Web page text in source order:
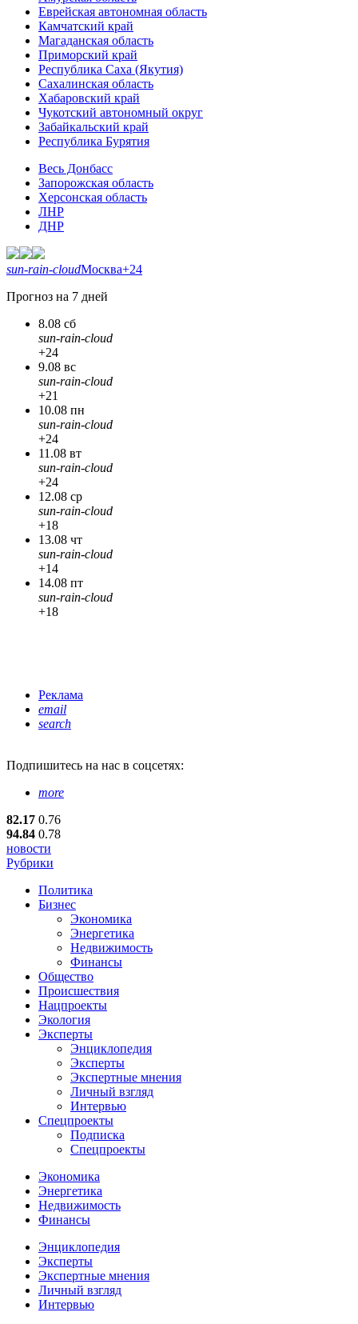
Еврейская автономная область
Камчатский край
Магаданская область
Приморский край
Республика Саха (Якутия)
Сахалинская область
Хабаровский край
Чукотский автономный округ
Забайкальский край
Республика Бурятия
Весь Донбасс
Запорожская область
Херсонская область
ЛНР
ДНР
sun-rain-cloudМосква+24
Прогноз на 7 дней
8.08 сб
sun-rain-cloud
+24
9.08 вс
sun-rain-cloud
+21
10.08 пн
sun-rain-cloud
+24
11.08 вт
sun-rain-cloud
+24
12.08 ср
sun-rain-cloud
+18
13.08 чт
sun-rain-cloud
+14
14.08 пт
sun-rain-cloud
+18
Реклама
email
search
Подпишитесь на нас в соцсетях:
more
82.17 0.76
94.84 0.78
новости
Рубрики
Политика
Бизнес
Экономика
Энергетика
Недвижимость
Финансы
Общество
Происшествия
Нацпроекты
Экология
Эксперты
Энциклопедия
Эксперты
Экспертные мнения
Личный взгляд
Интервью
Спецпроекты
Подписка
Спецпроекты
Экономика
Энергетика
Недвижимость
Финансы
Энциклопедия
Эксперты
Экспертные мнения
Личный взгляд
Интервью